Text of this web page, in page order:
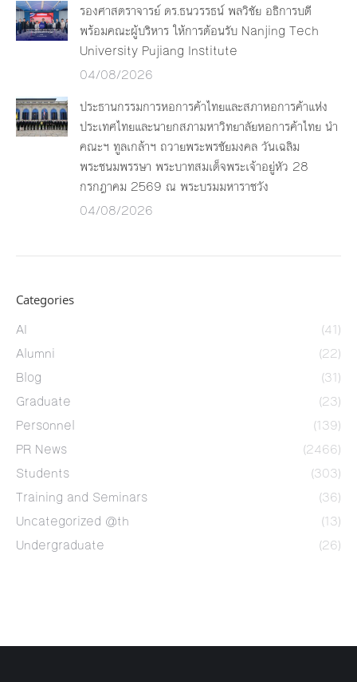
รองศาสตราจารย์ ดร.ธนวรรธน์ พลวิชัย อธิการบดี
พร้อมคณะผู้บริหาร ให้การต้อนรับ Nanjing Tech
University Pujiang Institute
04/08/2026
ประธานกรรมการหอการค้าไทยและสภาหอการค้าแห่ง
ประเทศไทยและนายกสภามหาวิทยาลัยหอการค้าไทย นำ
คณะฯ ทูลเกล้าฯ ถวายพระพรชัยมงคล วันเฉลิม
พระชนมพรรษา พระบาทสมเด็จพระเจ้าอยู่หัว 28
กรกฎาคม 2569 ณ พระบรมมหาราชวัง
04/08/2026
Categories
AI
(41)
Alumni
(22)
Blog
(31)
Graduate
(23)
Personnel
(139)
PR News
(2466)
Students
(303)
Training and Seminars
(36)
Uncategorized @th
(13)
Undergraduate
(26)